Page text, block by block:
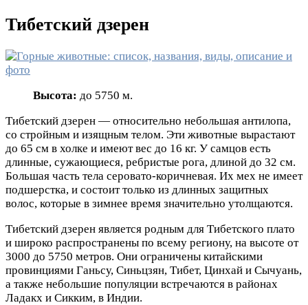
Тибетский дзерен
Высота: до 5750 м.
Тибетский дзерен — относительно небольшая антилопа,
со стройным и изящным телом. Эти животные вырастают
до 65 см в холке и имеют вес до 16 кг. У самцов есть
длинные, сужающиеся, ребристые рога, длиной до 32 см.
Большая часть тела серовато-коричневая. Их мех не имеет
подшерстка, и состоит только из длинных защитных
волос, которые в зимнее время значительно утолщаются.
Тибетский дзерен является родным для Тибетского плато
и широко распространены по всему региону, на высоте от
3000 до 5750 метров. Они ограничены китайскими
провинциями Ганьсу, Синьцзян, Тибет, Цинхай и Сычуань,
а также небольшие популяции встречаются в районах
Ладакх и Сикким, в Индии.